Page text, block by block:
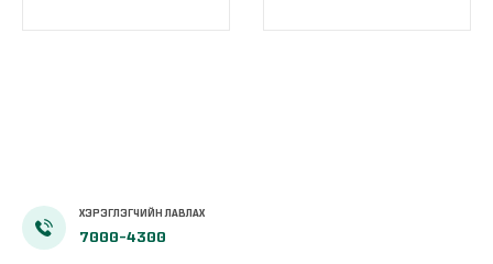
ХЭРЭГЛЭГЧИЙН ЛАВЛАХ
7000-4300